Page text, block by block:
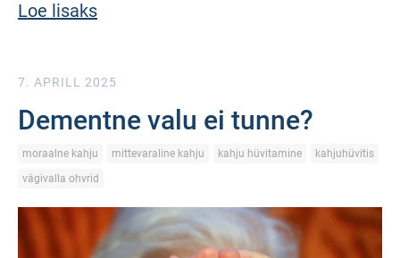
Loe lisaks
7. APRILL 2025
Dementne valu ei tunne?
moraalne kahju mittevaraline kahju kahju hüvitamine
kahjuhüvitis
vägivalla ohvrid